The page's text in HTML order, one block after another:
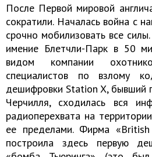
После Первой мировой
сократили. Началась война с
срочно мобилизовать все
имение Блетчли-Парк в 50
видом компании
специалистов по взлому
дешифровки Station X, бывший
Черчилля, сходилась вся
радиоперехвата на
ее пределами. Фирма
построила здесь первую